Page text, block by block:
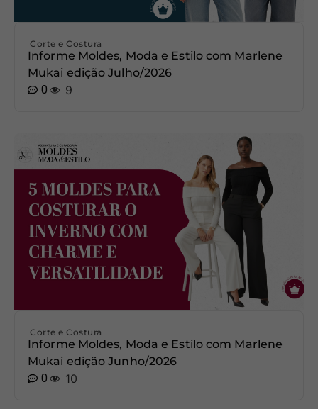
Corte e Costura
Informe Moldes, Moda e Estilo com Marlene
Mukai edição Julho/2026
0
9
Corte e Costura
Informe Moldes, Moda e Estilo com Marlene
Mukai edição Junho/2026
0
10